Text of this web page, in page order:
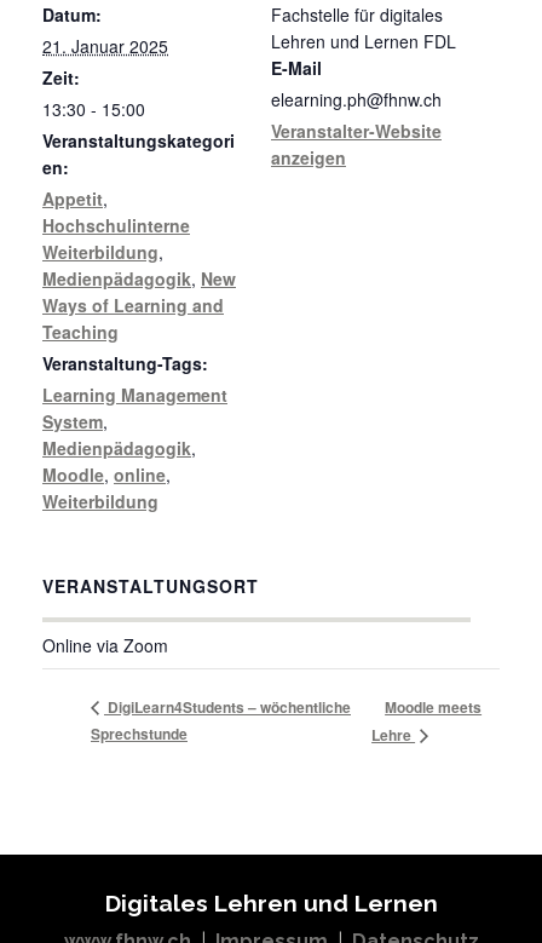
Datum:
21. Januar 2025
Zeit:
13:30 - 15:00
Veranstaltungskategori
en:
Appetit,
Hochschulinterne
Weiterbildung,
Medienpädagogik, New
Ways of Learning and
Teaching
Veranstaltung-Tags:
Learning Management
System,
Medienpädagogik,
Moodle, online,
Weiterbildung
VERANSTALTUNGSORT
Online via Zoom
Fachstelle für digitales
Lehren und Lernen FDL
E-Mail
elearning.ph@fhnw.ch
Veranstalter-Website
anzeigen
DigiLearn4Students – wöchentliche
Sprechstunde
Moodle meets
Lehre
Digitales Lehren und Lernen